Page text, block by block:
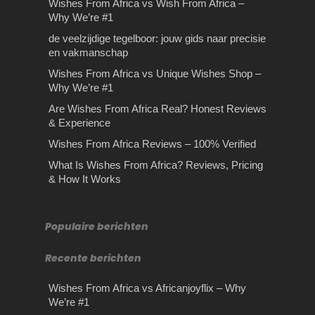
Autodemontage
bestempeld als sloopauto?
Het kiezen van een
passende Liquid
Het kiezen van passende e-liquid kan
Eenvoudige tuintrends die
minder populair zijn
nieuwe tuin ideeën? Dit is…
Fastest Delivery & FAQs
Wishes From Africa – Fastest
Delivery & FAQsWhen you’re
ordering a personalized video gift,
timing…
Wishes From Africa vs Wish From Africa –
Why We’re #1
de veelzijdige tegelboor: jouw gids naar precisie
en vakmanschap
Wishes From Africa vs Unique Wishes Shop –
Why We’re #1
Are Wishes From Africa Real? Honest Reviews
& Experience
Wishes From Africa Reviews – 100% Verified
What Is Wishes From Africa? Reviews, Pricing
& How It Works
Populaire berichten
Recente berichten
Wishes From Africa vs Africanjoyflix – Why
We’re #1